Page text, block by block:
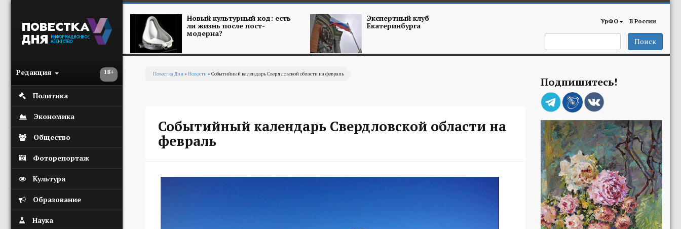
18+
Редакция
Политика
Экономика
Общество
Фоторепортаж
Культура
Образование
Наука
Новый культурный код: есть
ли жизнь после пост-
модерна?
Экспертный клуб
Екатеринбурга УрФО В России
Поиск
Повестка Дня» Новости» Событийный календарь Свердловской области на февраль
Событийный календарь Свердловской области на
февраль
Подпишитесь!